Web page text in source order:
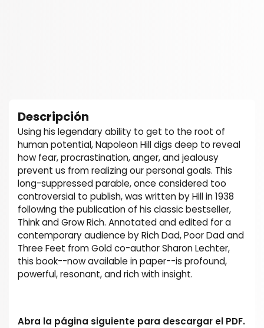
Descripción
Using his legendary ability to get to the root of
human potential, Napoleon Hill digs deep to reveal
how fear, procrastination, anger, and jealousy
prevent us from realizing our personal goals. This
long-suppressed parable, once considered too
controversial to publish, was written by Hill in 1938
following the publication of his classic bestseller,
Think and Grow Rich. Annotated and edited for a
contemporary audience by Rich Dad, Poor Dad and
Three Feet from Gold co-author Sharon Lechter,
this book--now available in paper--is profound,
powerful, resonant, and rich with insight.
Abra la página siguiente para descargar el PDF.